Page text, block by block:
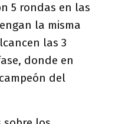
5 rondas en las
la misma
las 3
donde en
del